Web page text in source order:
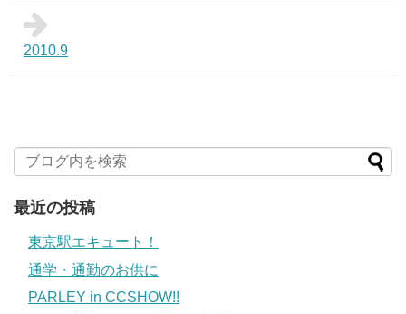
2010.9
最近の投稿
東京駅エキュート！
通学・通勤のお供に
PARLEY in CCSHOW!!